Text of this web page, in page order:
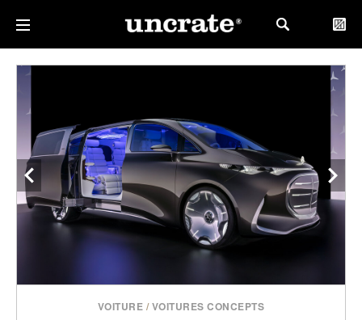
VOITURE / VOITURES CONCEPTS